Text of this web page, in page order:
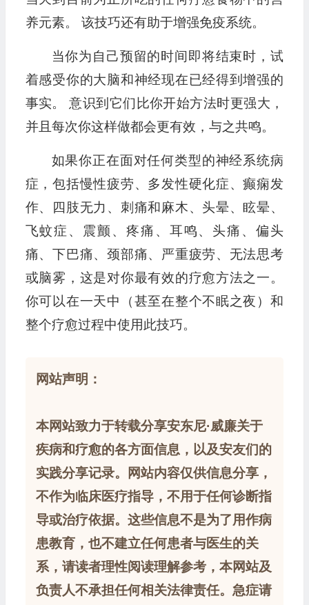
养元素。 该技巧还有助于增强免疫系统。
当你为自己预留的时间即将结束时，试
着感受你的大脑和神经现在已经得到增强的
事实。 意识到它们比你开始方法时更强大，
并且每次你这样做都会更有效，与之共鸣。
如果你正在面对任何类型的神经系统病
症，包括慢性疲劳、多发性硬化症、癫痫发
作、四肢无力、刺痛和麻木、头晕、眩晕、
飞蚊症、震颤、疼痛、耳鸣、头痛、偏头
痛、下巴痛、颈部痛、严重疲劳、无法思考
或脑雾，这是对你最有效的疗愈方法之一。
你可以在一天中（甚至在整个不眠之夜）和
整个疗愈过程中使用此技巧。
网站声明：
本网站致力于转载分享安东尼·威廉关于
疾病和疗愈的各方面信息，以及安友们的
实践分享记录。网站内容仅供信息分享，
不作为临床医疗指导，不用于任何诊断指
导或治疗依据。这些信息不是为了用作病
患教育，也不建立任何患者与医生的关
系，请读者理性阅读理解参考，本网站及
负责人不承担任何相关法律责任。急症请